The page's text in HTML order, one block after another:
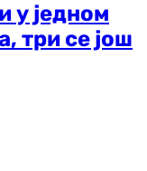
у једном
три се још